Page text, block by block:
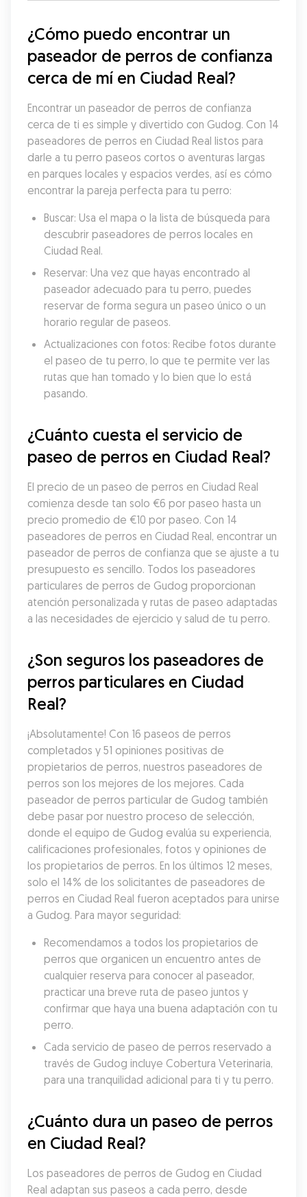
¿Cómo puedo encontrar un
paseador de perros de confianza
cerca de mí en Ciudad Real?
Encontrar un paseador de perros de confianza
cerca de ti es simple y divertido con Gudog. Con 14
paseadores de perros en Ciudad Real listos para
darle a tu perro paseos cortos o aventuras largas
en parques locales y espacios verdes, así es cómo
encontrar la pareja perfecta para tu perro:
Buscar: Usa el mapa o la lista de búsqueda para
descubrir paseadores de perros locales en
Ciudad Real.
Reservar: Una vez que hayas encontrado al
paseador adecuado para tu perro, puedes
reservar de forma segura un paseo único o un
horario regular de paseos.
Actualizaciones con fotos: Recibe fotos durante
el paseo de tu perro, lo que te permite ver las
rutas que han tomado y lo bien que lo está
pasando.
¿Cuánto cuesta el servicio de
paseo de perros en Ciudad Real?
El precio de un paseo de perros en Ciudad Real
comienza desde tan solo €6 por paseo hasta un
precio promedio de €10 por paseo. Con 14
paseadores de perros en Ciudad Real, encontrar un
paseador de perros de confianza que se ajuste a tu
presupuesto es sencillo. Todos los paseadores
particulares de perros de Gudog proporcionan
atención personalizada y rutas de paseo adaptadas
a las necesidades de ejercicio y salud de tu perro.
¿Son seguros los paseadores de
perros particulares en Ciudad
Real?
¡Absolutamente! Con 16 paseos de perros
completados y 51 opiniones positivas de
propietarios de perros, nuestros paseadores de
perros son los mejores de los mejores. Cada
paseador de perros particular de Gudog también
debe pasar por nuestro proceso de selección,
donde el equipo de Gudog evalúa su experiencia,
calificaciones profesionales, fotos y opiniones de
los propietarios de perros. En los últimos 12 meses,
solo el 14% de los solicitantes de paseadores de
perros en Ciudad Real fueron aceptados para unirse
a Gudog. Para mayor seguridad:
Recomendamos a todos los propietarios de
perros que organicen un encuentro antes de
cualquier reserva para conocer al paseador,
practicar una breve ruta de paseo juntos y
confirmar que haya una buena adaptación con tu
perro.
Cada servicio de paseo de perros reservado a
través de Gudog incluye Cobertura Veterinaria,
para una tranquilidad adicional para ti y tu perro.
¿Cuánto dura un paseo de perros
en Ciudad Real?
Los paseadores de perros de Gudog en Ciudad
Real adaptan sus paseos a cada perro, desde